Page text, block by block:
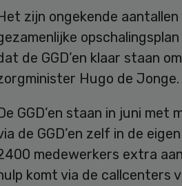
zijn ongekende aantallen
de GGD’en klaar staan
Hugo de Jonge.
GGD’en staan in juni
de GGD’en zelf in de
medewerkers extra
komt via de callcenters